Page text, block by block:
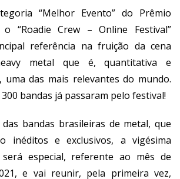
“Melhor Evento” do Prêmio
o “Roadie Crew – Online Festival”
referência na fruição da cena
metal que é, quantitativa e
uma das mais relevantes do mundo.
bandas já passaram pelo festival!
bandas brasileiras de metal, que
inéditos e exclusivos, a vigésima
especial, referente ao mês de
e vai reunir, pela primeira vez,